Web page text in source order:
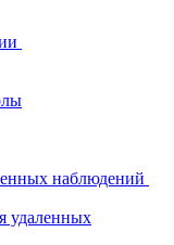
наблюдений
удаленных